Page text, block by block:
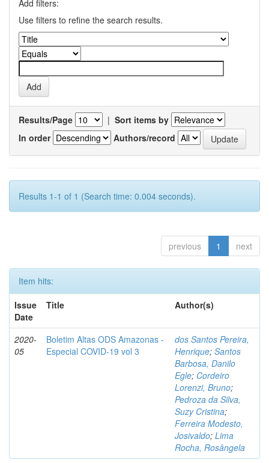
Add filters:
Use filters to refine the search results.
Results/Page | Sort items by
In order
Authors/record
Results 1-1 of 1 (Search time: 0.004 seconds).
previous 1 next
Item hits:
Issue
Date
Title Author(s)
2020-
05
Boletim Altas ODS Amazonas -
Especial COVID-19 vol 3
dos Santos Pereira,
Henrique; Santos
Barbosa, Danilo
Egle; Cordeiro
Lorenzi, Bruno;
Pedroza da Silva,
Suzy Cristina;
Ferreira Modesto,
Josivaldo; Lima
Rocha, Rosângela